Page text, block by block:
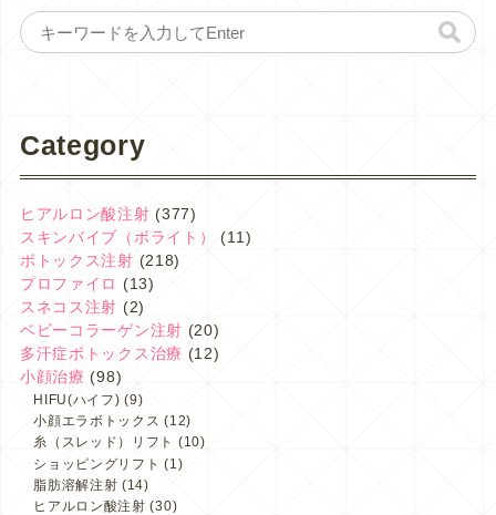
Category
ヒアルロン酸注射 (377)
スキンバイブ（ボライト）
(11)
ボトックス注射 (218)
プロファイロ (13)
スネコス注射 (2)
ベビーコラーゲン注射 (20)
多汗症ボトックス治療 (12)
小顔治療 (98)
HIFU(ハイフ) (9)
小顔エラボトックス (12)
糸（スレッド）リフト (10)
ショッピングリフト (1)
脂肪溶解注射 (14)
ヒアルロン酸注射 (30)